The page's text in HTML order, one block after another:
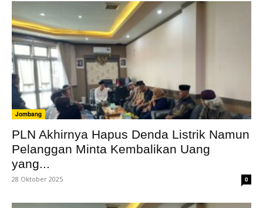
Jombang
PLN Akhirnya Hapus Denda Listrik Namun
Pelanggan Minta Kembalikan Uang
yang...
28 Oktober 2025 0